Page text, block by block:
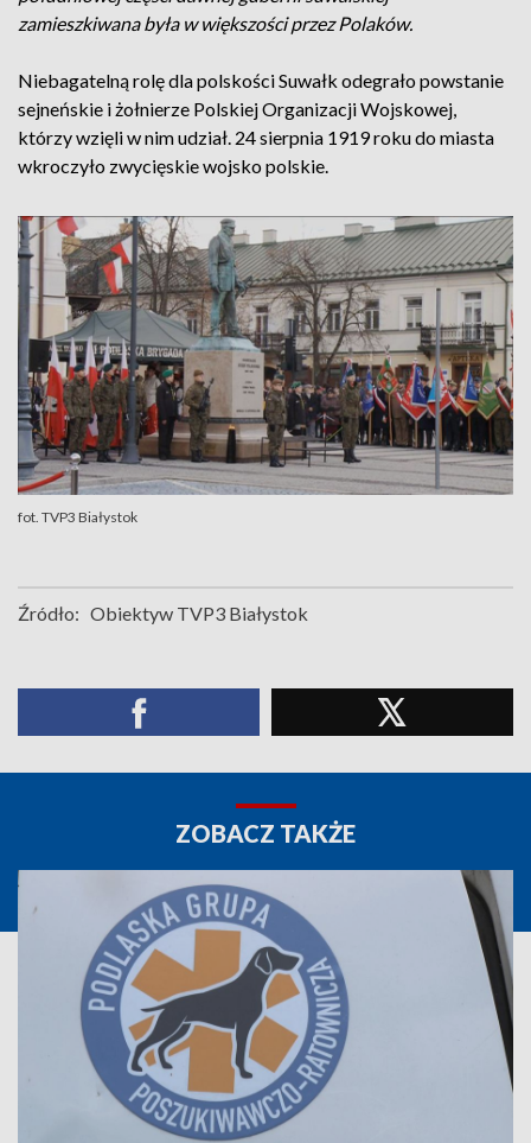
zamieszkiwana była w większości przez Polaków.
Niebagatelną rolę dla polskości Suwałk odegrało powstanie
sejneńskie i żołnierze Polskiej Organizacji Wojskowej,
którzy wzięli w nim udział. 24 sierpnia 1919 roku do miasta
wkroczyło zwycięskie wojsko polskie.
fot. TVP3 Białystok
Źródło: Obiektyw TVP3 Białystok
ZOBACZ TAKŻE